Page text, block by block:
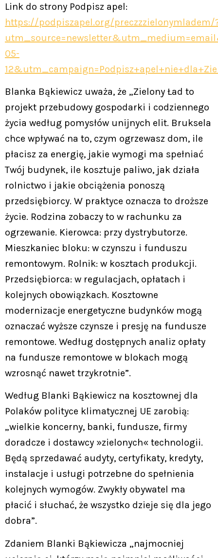
Link do strony Podpisz apel:
https://podpiszapel.org/preczzzielonymladem/
05-
Blanka Bąkiewicz uważa, że „Zielony Ład to
projekt przebudowy gospodarki i codziennego
życia według pomysłów unijnych elit. Bruksela
chce wpływać na to, czym ogrzewasz dom, ile
płacisz za energię, jakie wymogi ma spełniać
Twój budynek, ile kosztuje paliwo, jak działa
rolnictwo i jakie obciążenia ponoszą
przedsiębiorcy. W praktyce oznacza to droższe
życie. Rodzina zobaczy to w rachunku za
ogrzewanie. Kierowca: przy dystrybutorze.
Mieszkaniec bloku: w czynszu i funduszu
remontowym. Rolnik: w kosztach produkcji.
Przedsiębiorca: w regulacjach, opłatach i
kolejnych obowiązkach. Kosztowne
modernizacje energetyczne budynków mogą
oznaczać wyższe czynsze i presję na fundusze
remontowe. Według dostępnych analiz opłaty
na fundusze remontowe w blokach mogą
wzrosnąć nawet trzykrotnie”.
Według Blanki Bąkiewicz na kosztownej dla
Polaków polityce klimatycznej UE zarobią:
„wielkie koncerny, banki, fundusze, firmy
doradcze i dostawcy »zielonych« technologii.
Będą sprzedawać audyty, certyfikaty, kredyty,
instalacje i usługi potrzebne do spełnienia
kolejnych wymogów. Zwykły obywatel ma
płacić i słuchać, że wszystko dzieje się dla jego
dobra”.
Zdaniem Blanki Bąkiewicza „najmocniej